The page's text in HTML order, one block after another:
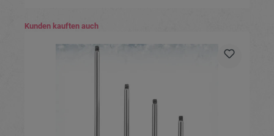
Produktgalerie überspringen
Kunden kauften auch